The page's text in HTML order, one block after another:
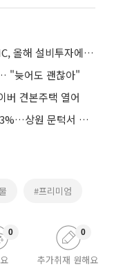
"물 들어올 때 노 젓는다"...대만 TSMC, 올해 설비투자에 30조 투입
"늦어도 괜찮아"
버 견본주택 열어
美 클래리티 법안 연내 통과 가능성 13%…상원 문턱서 제동
#프리미엄
0
추가취재 원해요
0